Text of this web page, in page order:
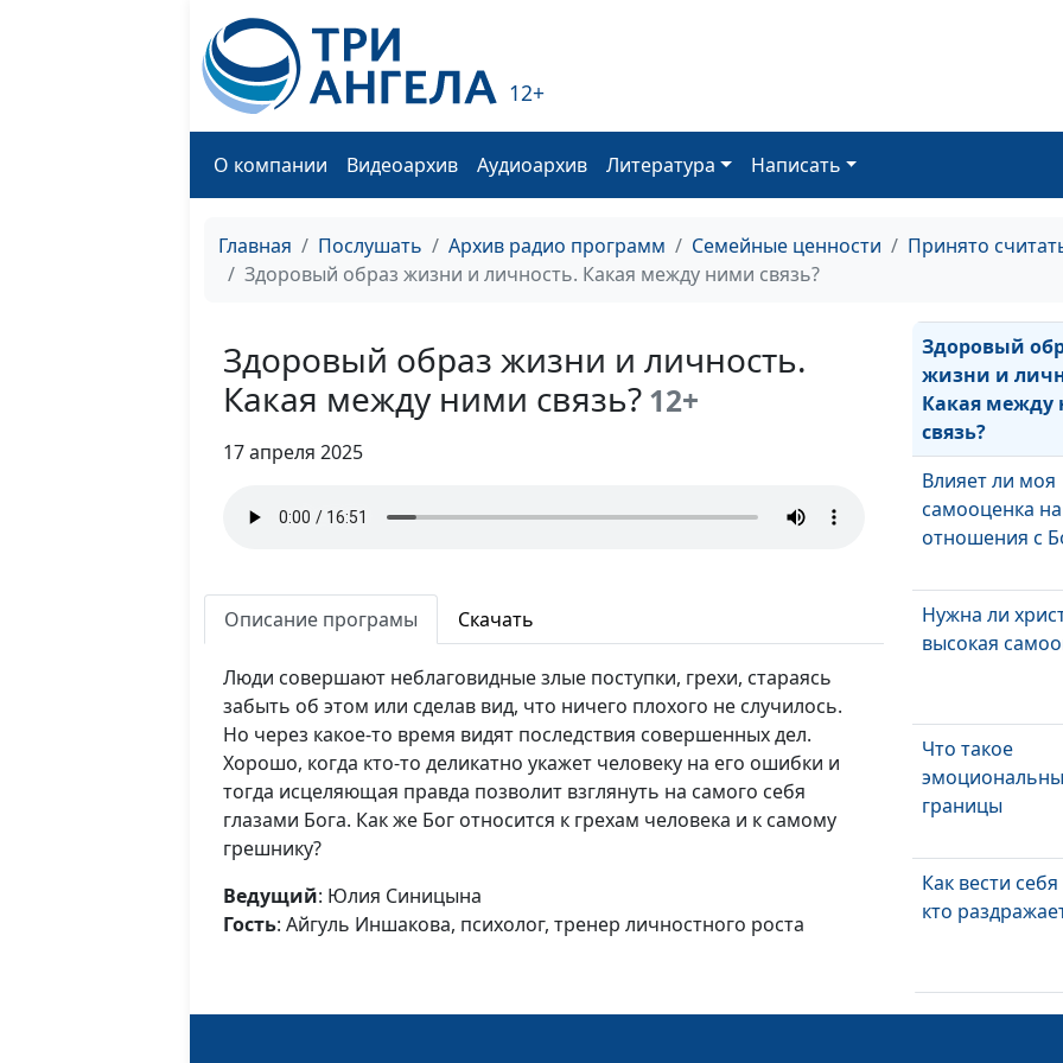
12+
О компании Видеоархив Аудиоархив Литература Написать
Главная Послушать Архив радио программ Семейные ценности
Принято
Здоровый образ жизни и личность. Какая между ними связь?
Здоровый образ жизни и личность.
Какая между ними связь? 12+
17 апреля 2025
Описание програмы Скачать
Люди совершают неблаговидные злые поступки, грехи, стараясь
забыть об этом или сделав вид, что ничего плохого не случилось.
Но через какое-то время видят последствия совершенных дел.
Хорошо, когда кто-то деликатно укажет человеку на его ошибки и
тогда исцеляющая правда позволит взглянуть на самого себя
глазами Бога. Как же Бог относится к грехам человека и к самому
грешнику?
Ведущий: Юлия Синицына
Гость: Айгуль Иншакова, психолог, тренер личностного роста
испытывает
Здоровый
жизни и
Какая
связь?
Влияет ли моя
самооценка на
отношения с
Нужна ли
высокая
Что такое
границы
Как вести
кто
Как связаны